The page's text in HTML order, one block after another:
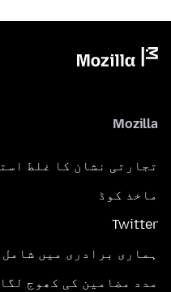
Mozilla
تجارتی نشان کا غلط
ماخذ کوڈ
Twitter
ہماری برادری میں
مدد مضامین کی کھوج